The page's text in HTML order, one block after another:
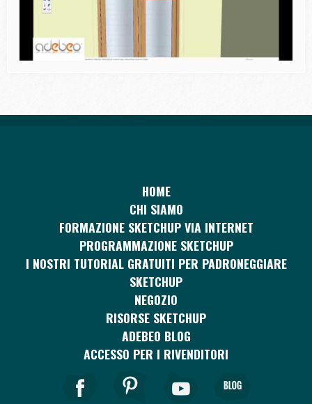
HOME
CHI SIAMO
FORMAZIONE SKETCHUP VIA INTERNET
PROGRAMMAZIONE SKETCHUP
I NOSTRI TUTORIAL GRATUITI PER PADRONEGGIARE
SKETCHUP
NEGOZIO
RISORSE SKETCHUP
ADEBEO BLOG
ACCESSO PER I RIVENDITORI